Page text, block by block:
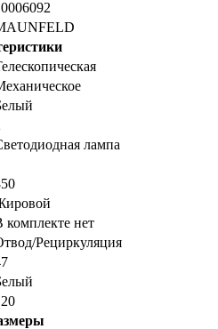
лампа
комплекте нет
Рециркуляция